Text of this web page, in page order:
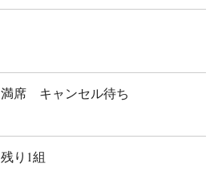
満席 キャンセル待ち
残り1組